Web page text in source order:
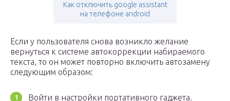
Как отключить google assistant
на телефоне android
Если у пользователя снова возникло желание
вернуться к системе автокоррекции набираемого
текста, то он может повторно включить автозамену
следующим образом:
Войти в настройки портативного гаджета.